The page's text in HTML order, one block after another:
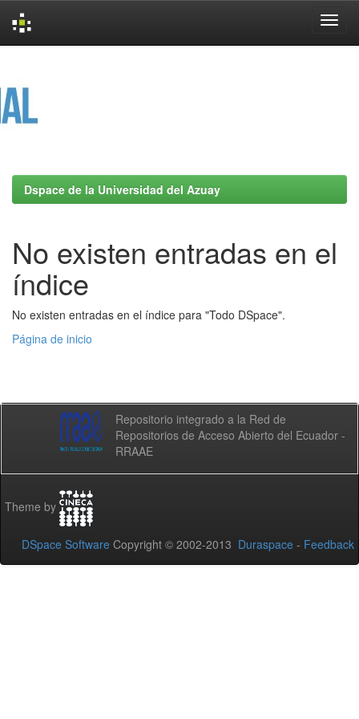
Dspace de la Universidad del Azuay
No existen entradas en el
índice
No existen entradas en el índice para "Todo DSpace".
Página de inicio
Repositorio integrado a la Red de
Repositorios de Acceso Abierto del Ecuador -
RRAAE
Theme by
DSpace Software Copyright © 2002-2013 Duraspace - Feedback